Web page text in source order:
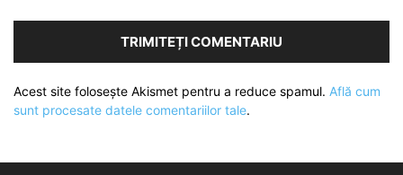
Acest site folosește Akismet pentru a reduce spamul. Află cum
sunt procesate datele comentariilor tale.